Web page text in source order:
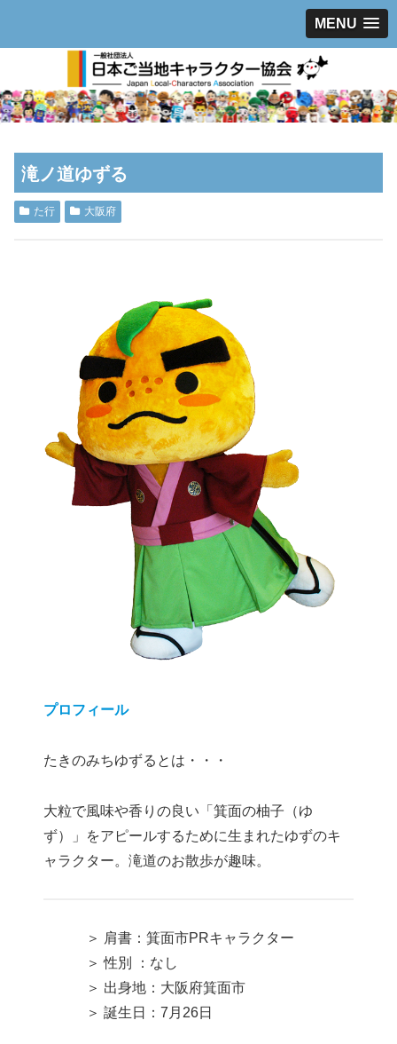
MENU
滝ノ道ゆずる
た行 大阪府
プロフィール
たきのみちゆずるとは・・・
大粒で風味や香りの良い「箕面の柚子（ゆ
ず）」をアピールするために生まれたゆずのキ
ャラクター。滝道のお散歩が趣味。
＞ 肩書：箕面市PRキャラクター
＞ 性別 ：なし
＞ 出身地：大阪府箕面市
＞ 誕生日：7月26日